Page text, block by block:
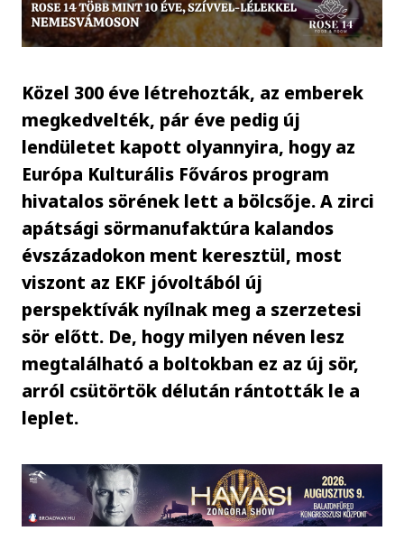
Közel 300 éve létrehozták, az emberek
megkedvelték, pár éve pedig új
lendületet kapott olyannyira, hogy az
Európa Kulturális Főváros program
hivatalos sörének lett a bölcsője. A zirci
apátsági sörmanufaktúra kalandos
évszázadokon ment keresztül, most
viszont az EKF jóvoltából új
perspektívák nyílnak meg a szerzetesi
sör előtt. De, hogy milyen néven lesz
megtalálható a boltokban ez az új sör,
arról csütörtök délután rántották le a
leplet.